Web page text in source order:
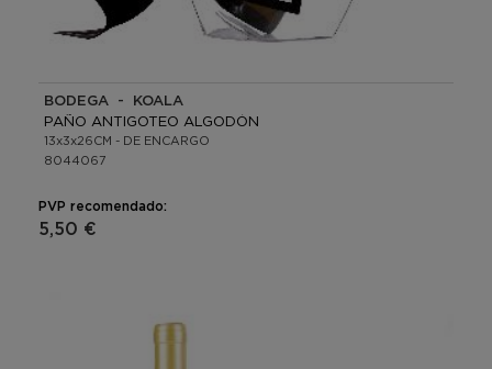
BODEGA - KOALA
PAÑO ANTIGOTEO ALGODÓN
13x3x26CM - DE ENCARGO
8044067
PVP recomendado:
5,50 €